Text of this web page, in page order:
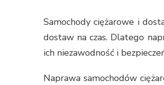
Samochody ciężarowe i
dostaw na czas. Dlatego
ich niezawodność i
Naprawa samochodów